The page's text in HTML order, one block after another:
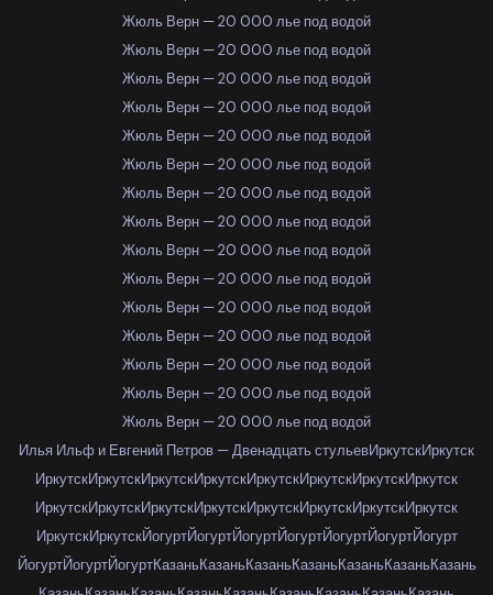
Жюль Верн — 20 000 лье под водой
Жюль Верн — 20 000 лье под водой
Жюль Верн — 20 000 лье под водой
Жюль Верн — 20 000 лье под водой
Жюль Верн — 20 000 лье под водой
Жюль Верн — 20 000 лье под водой
Жюль Верн — 20 000 лье под водой
Жюль Верн — 20 000 лье под водой
Жюль Верн — 20 000 лье под водой
Жюль Верн — 20 000 лье под водой
Жюль Верн — 20 000 лье под водой
Жюль Верн — 20 000 лье под водой
Жюль Верн — 20 000 лье под водой
Жюль Верн — 20 000 лье под водой
Жюль Верн — 20 000 лье под водой
Илья Ильф и Евгений Петров — Двенадцать стульевИркутскИркутск
ИркутскИркутскИркутскИркутскИркутскИркутскИркутскИркутск
ИркутскИркутскИркутскИркутскИркутскИркутскИркутскИркутск
ИркутскИркутскЙогуртЙогуртЙогуртЙогуртЙогуртЙогуртЙогурт
ЙогуртЙогуртЙогуртКазаньКазаньКазаньКазаньКазаньКазаньКазань